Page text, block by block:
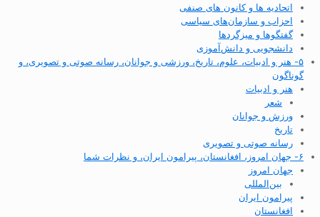
اتحادیه ها و کانون های صنفی
احزاب و سازمان‌های سیاسی
گفتگوها و میزگردها
دانشجویی و دانش‌آموزی
۵- هنر و ادبیات، علوم، تاریخ، ورزشی و جوانان، رسانه صوتی و تصویری، و
گوناگون
هنر و ادبیات
شعر
ورزش و جوانان
تاریخ
رسانه صوتی و تصویری
۶- جهان امروز، افغانستان، پیرامون ایران، و نظرات شما
جهان امروز
بین‌المللی
پیرامون ایران
افغانستان